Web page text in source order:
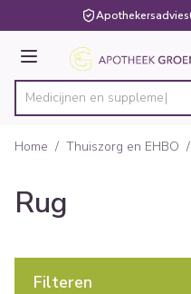
Ga naar de inhoudApothekersadvies
Menu
Product, merk, categorie...
Me
Home / Thuiszorg en EHBO /
Rug
Filteren